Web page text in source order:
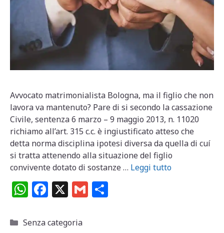
Avvocato matrimonialista Bologna, ma il figlio che non
lavora va mantenuto? Pare di si secondo la cassazione
Civile, sentenza 6 marzo – 9 maggio 2013, n. 11020
richiamo all’art. 315 c.c. è ingiustificato atteso che
detta norma disciplina ipotesi diversa da quella di cuí
si tratta attenendo alla situazione del figlio
convivente dotato di sostanze … Leggi tutto
W
at
F
c
X G
Categorie
Senza categoria